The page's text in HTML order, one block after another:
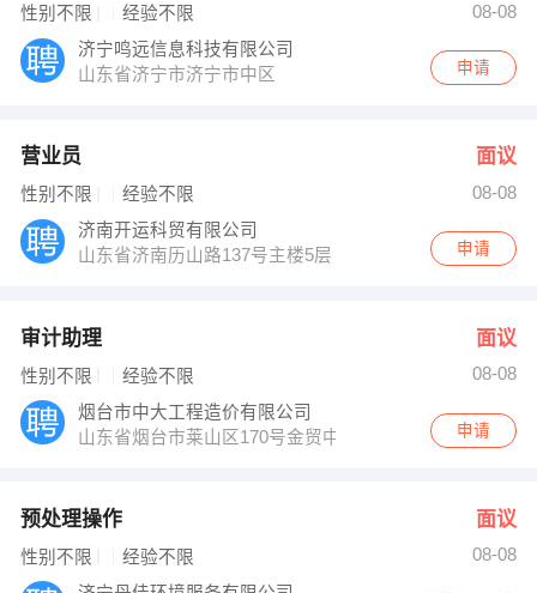
性别不限 经验不限
08-08
济宁鸣远信息科技有限公司
山东省济宁市济宁市中区
申请
营业员 面议
性别不限 经验不限
08-08
济南开运科贸有限公司
山东省济南历山路137号主楼5层
申请
审计助理 面议
性别不限 经验不限
08-08
烟台市中大工程造价有限公司
山东省烟台市莱山区170号金贸中心七层
申请
预处理操作 面议
性别不限 经验不限
08-08